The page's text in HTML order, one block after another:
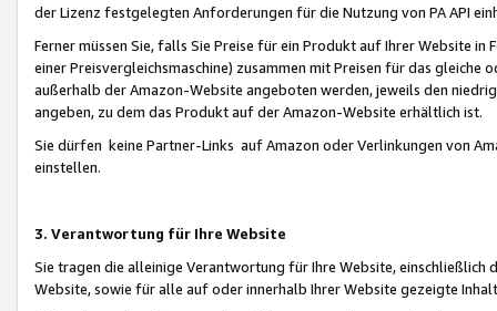
der Lizenz festgelegten Anforderungen für die Nutzung von PA API
Ferner müssen Sie, falls Sie Preise für ein Produkt auf Ihrer Website
einer Preisvergleichsmaschine) zusammen mit Preisen für das
außerhalb der Amazon-Website angeboten werden, jeweils den
angeben, zu dem das Produkt auf der Amazon-Website erhältlich ist.
Sie dürfen keine Partner-Links auf Amazon oder Verlinkungen von
einstellen.
3. Verantwortung für Ihre Website
Sie tragen die alleinige Verantwortung für Ihre Website,
Website, sowie für alle auf oder innerhalb Ihrer Website gezeigte